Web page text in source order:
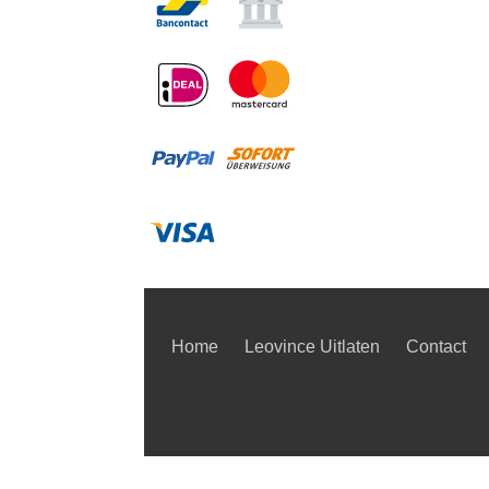
Home Leovince Uitlaten Contact